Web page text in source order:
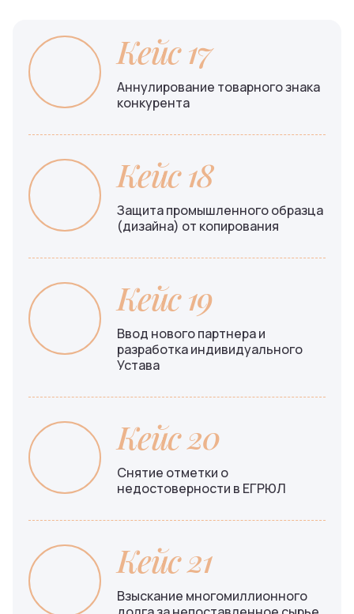
Кейс 17
Аннулирование товарного знака
конкурента
Кейс 18
Защита промышленного образца
(дизайна) от копирования
Кейс 19
Ввод нового партнера и
разработка индивидуального
Устава
Кейс 20
Снятие отметки о
недостоверности в ЕГРЮЛ
Кейс 21
Взыскание многомиллионного